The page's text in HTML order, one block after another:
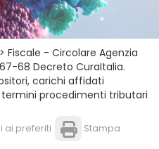
Fiscale - Circolare Agenzia
68 Decreto CuraItalia.
carichi affidati
termini procedimenti tributari
ai preferiti Stampa